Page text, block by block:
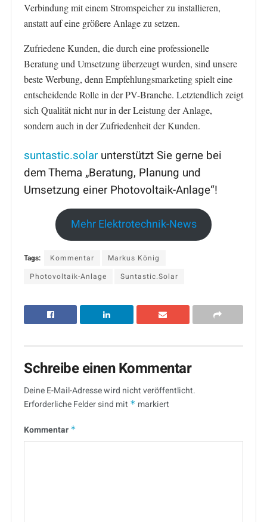
Verbindung mit einem Stromspeicher zu installieren,
anstatt auf eine größere Anlage zu setzen.
Zufriedene Kunden, die durch eine professionelle
Beratung und Umsetzung überzeugt wurden, sind unsere
beste Werbung, denn Empfehlungsmarketing spielt eine
entscheidende Rolle in der PV-Branche. Letztendlich zeigt
sich Qualität nicht nur in der Leistung der Anlage,
sondern auch in der Zufriedenheit der Kunden.
suntastic.solar unterstützt Sie gerne bei
dem Thema „Beratung, Planung und
Umsetzung einer Photovoltaik-Anlage“!
Mehr Elektrotechnik-News
Tags: Kommentar
Markus König
Photovoltaik-Anlage
Suntastic.Solar
Schreibe einen Kommentar
Deine E-Mail-Adresse wird nicht veröffentlicht.
Erforderliche Felder sind mit * markiert
Kommentar *